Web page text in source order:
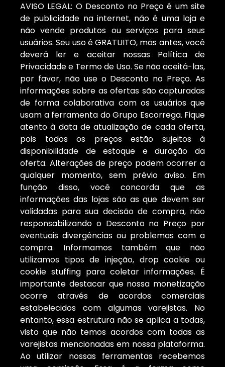
AVISO LEGAL: O Desconto no Preço é um site
de publicidade na internet, não é uma loja e
não vende produtos ou serviços para seus
usuários. Seu uso é GRATUITO, mas antes, você
deverá ler e aceitar nossas Política de
Privacidade e Termo de Uso. Se não aceitá-las,
por favor, não use o Desconto no Preço. As
informações sobre as ofertas são capturadas
de forma colaborativa com os usuários que
usam a ferramenta do Grupo Escorrega. Fique
atento à data de atualização de cada oferta,
pois todos os preços estão sujeitos à
disponibilidade de estoque e duração da
oferta. Alterações de preço podem ocorrer a
qualquer momento, sem prévio aviso. Em
função disso, você concorda que as
informações das lojas são as que devem ser
validadas para sua decisão de compra, não
responsabilizando o Desconto no Preço por
eventuais divergências ou problemas com a
compra. Informamos também que não
utilizamos tipos de injeção, drop cookie ou
cookie stuffing para coletar informações. É
importante destacar que nossa monetização
ocorre através de acordos comerciais
estabelecidos com algumas varejistas. No
entanto, essa estrutura não se aplica a todas,
visto que não temos acordos com todas as
varejistas mencionadas em nossa plataforma.
Ao utilizar nossas ferramentas recebemos